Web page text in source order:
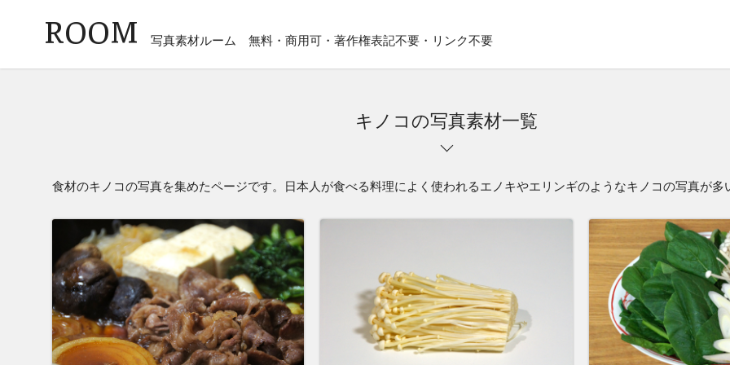
ROOM 写真素材ルーム 無料・商用可・著作権表記不要・リンク不要
キノコの写真素材一覧
食材のキノコの写真を集めたページです。日本人が食べる料理によく使われるエノキやエリンギのようなキノコの写真が多